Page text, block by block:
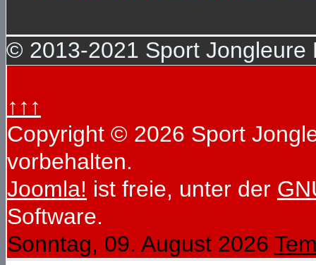
© 2013-2021 Sport Jongleure
↑↑↑
Copyright © 2026 Sport
vorbehalten.
Joomla! ist freie, unter der
Software.
Sonntag, 09. August 2026